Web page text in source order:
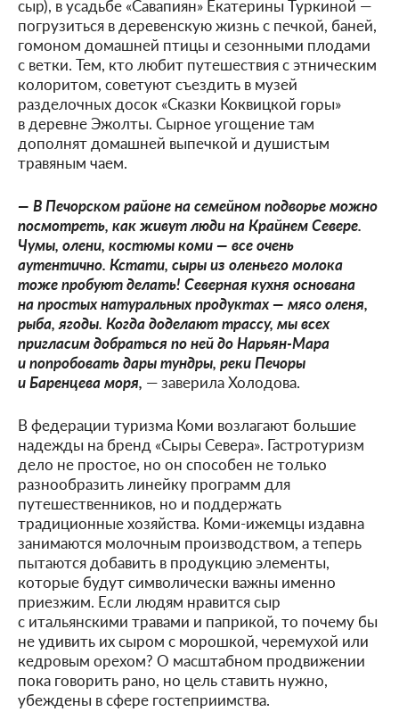
сыр), в усадьбе «Савапиян» Екатерины Туркиной —
погрузиться в деревенскую жизнь с печкой, баней,
гомоном домашней птицы и сезонными плодами
с ветки. Тем, кто любит путешествия с этническим
колоритом, советуют съездить в музей
разделочных досок «Сказки Коквицкой горы»
в деревне Эжолты. Сырное угощение там
дополнят домашней выпечкой и душистым
травяным чаем.
— В Печорском районе на семейном подворье можно
посмотреть, как живут люди на Крайнем Севере.
Чумы, олени, костюмы коми — все очень
аутентично. Кстати, сыры из оленьего молока
тоже пробуют делать! Северная кухня основана
на простых натуральных продуктах — мясо оленя,
рыба, ягоды. Когда доделают трассу, мы всех
пригласим добраться по ней до Нарьян-Мара
и попробовать дары тундры, реки Печоры
и Баренцева моря, — заверила Холодова.
В федерации туризма Коми возлагают большие
надежды на бренд «Сыры Севера». Гастротуризм
дело не простое, но он способен не только
разнообразить линейку программ для
путешественников, но и поддержать
традиционные хозяйства. Коми-ижемцы издавна
занимаются молочным производством, а теперь
пытаются добавить в продукцию элементы,
которые будут символически важны именно
приезжим. Если людям нравится сыр
с итальянскими травами и паприкой, то почему бы
не удивить их сыром с морошкой, черемухой или
кедровым орехом? О масштабном продвижении
пока говорить рано, но цель ставить нужно,
убеждены в сфере гостеприимства.